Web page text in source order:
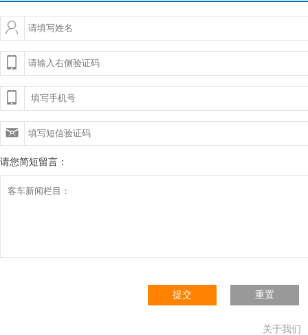
请您简短留言：
提交 重置
关于我们